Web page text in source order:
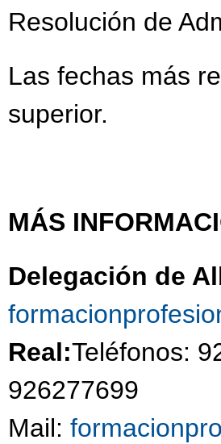
Resolución de
Las fechas más
superior.
MÁS
Delegación de
Real:Teléfonos:
Mail: